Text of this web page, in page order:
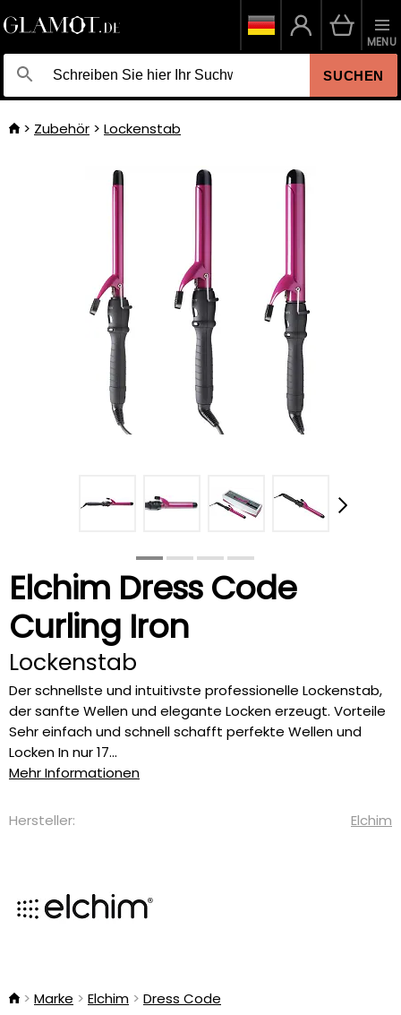
SUCHEN
MENU
Zubehör Lockenstab
Elchim Dress Code
Curling Iron
Lockenstab
Der schnellste und intuitivste professionelle Lockenstab,
der sanfte Wellen und elegante Locken erzeugt. Vorteile
Sehr einfach und schnell schafft perfekte Wellen und
Locken In nur 17...
Mehr Informationen
Hersteller: Elchim
Marke Elchim Dress Code